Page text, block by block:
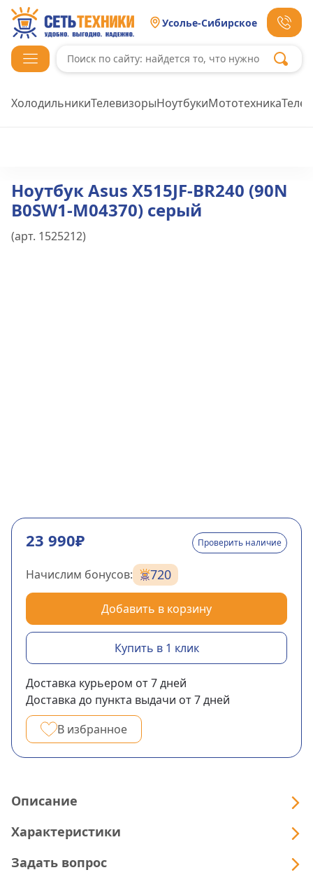
Усолье-Сибирское
ХолодильникиТелевизорыНоутбукиМототехника
Ноутбук Asus X515JF-BR240 (90N
B0SW1-M04370) серый
(арт. 1525212)
23 990₽ Проверить наличие
Начислим бонусов: 720
Добавить в корзину
Купить в 1 клик
Доставка курьером от 7дней
Доставка до пункта выдачи от 7дней
В избранное
Описание
Характеристики
Задать вопрос